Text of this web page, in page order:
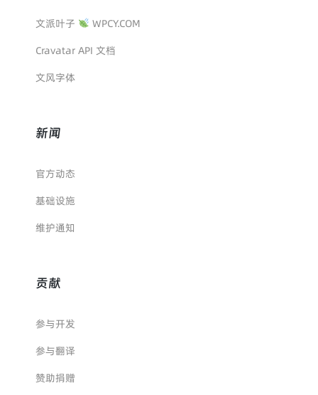
文派叶子
WPCY.COM
Cravatar API 文档
文风字体
新闻
官方动态
基础设施
维护通知
贡献
参与开发
参与翻译
赞助捐赠